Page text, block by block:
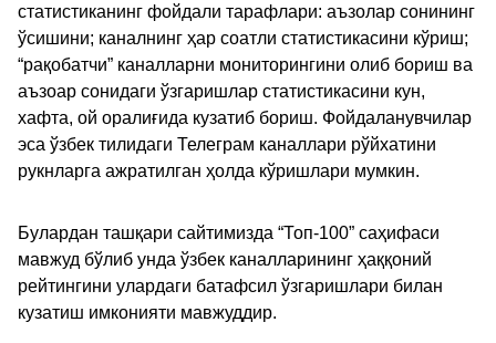
статистиканинг фойдали тарафлари: аъзолар сонининг
ўсишини; каналнинг ҳар соатли статистикасини кўриш;
“рақобатчи” каналларни мониторингини олиб бориш ва
аъзоар сонидаги ўзгаришлар статистикасини кун,
хафта, ой оралиғида кузатиб бориш. Фойдаланувчилар
эса ўзбек тилидаги Телеграм каналлари рўйхатини
рукнларга ажратилган ҳолда кўришлари мумкин.
Булардан ташқари сайтимизда “Топ-100” саҳифаси
мавжуд бўлиб унда ўзбек каналларининг ҳаққоний
рейтингини улардаги батафсил ўзгаришлари билан
кузатиш имконияти мавжуддир.